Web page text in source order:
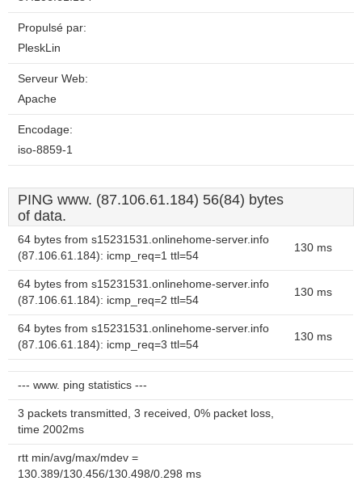
Propulsé par:
PleskLin
Serveur Web:
Apache
Encodage:
iso-8859-1
PING www. (87.106.61.184) 56(84) bytes
of data.
64 bytes from s15231531.onlinehome-server.info
(87.106.61.184): icmp_req=1 ttl=54
130 ms
64 bytes from s15231531.onlinehome-server.info
(87.106.61.184): icmp_req=2 ttl=54
130 ms
64 bytes from s15231531.onlinehome-server.info
(87.106.61.184): icmp_req=3 ttl=54
130 ms
--- www. ping statistics ---
3 packets transmitted, 3 received, 0% packet loss,
time 2002ms
rtt min/avg/max/mdev =
130.389/130.456/130.498/0.298 ms